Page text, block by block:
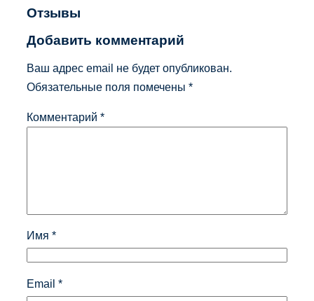
Отзывы
Добавить комментарий
Ваш адрес email не будет опубликован.
Обязательные поля помечены *
Комментарий *
Имя *
Email *